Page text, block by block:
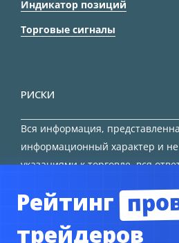
Индикатор позиций
Торговые сигналы
РИСКИ
Вся информация,
информационный характер и
указаниями к торговле, вся
Рейтинг
трейдеров